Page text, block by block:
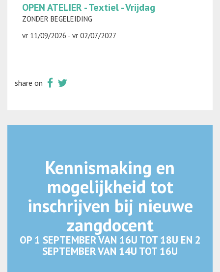
OPEN ATELIER - Textiel - Vrijdag
ZONDER BEGELEIDING
vr 11/09/2026 - vr 02/07/2027
share on
Kennismaking en
mogelijkheid tot
inschrijven bij nieuwe
zangdocent
OP 1 SEPTEMBER VAN 16U TOT 18U EN 2
SEPTEMBER VAN 14U TOT 16U